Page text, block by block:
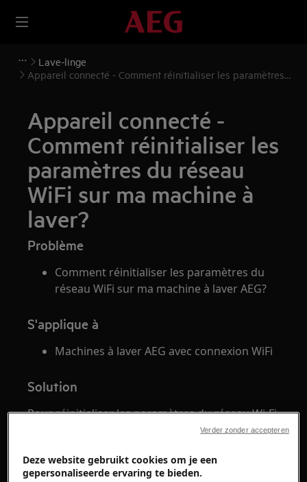
Lave-linge
Appareil connecté - Comment réinitialiser les paramètres
Appareil connecté -
Comment réinitialiser les
paramètres du réseau
WiFi sur ma machine à
laver?
Problème
Comment réinitialiser les paramètres du
réseau WiFi sur ma machine à laver AEG?
S'applique à
Machines à laver AEG avec connexion WiFi
Solution
Pour réinitialiser les paramètres du réseau Wi-Fi
sur votre lave-linge AEG, suivez les étapes
Machine à laver de la série 9000
Deze website gebruikt cookies om je een
gepersonaliseerde ervaring te bieden.
Verder zonder accepteren